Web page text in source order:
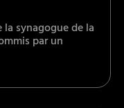
synagogue de la
par un